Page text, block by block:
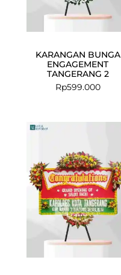
KARANGAN BUNGA
ENGAGEMENT
TANGERANG 2
Rp599.000